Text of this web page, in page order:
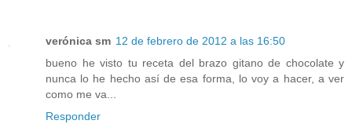
verónica sm 12 de febrero de 2012 a las 16:50
bueno he visto tu receta del brazo gitano de chocolate y
nunca lo he hecho así de esa forma, lo voy a hacer, a ver
como me va...
Responder